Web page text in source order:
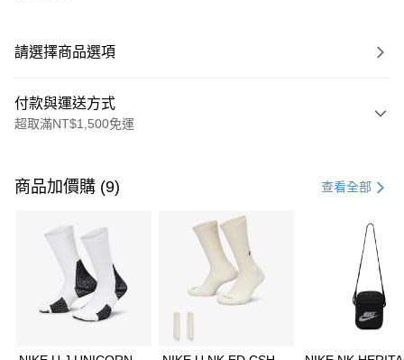
請選擇商品選項
付款與運送方式
超取滿NT$1,500免運
信用卡一次付款
3 期 0 利率 每期 21家銀行
合作金庫商業銀行
第一商業銀行
華南商業銀行
彰化商業銀行
上海商業儲蓄銀行
Apple Pay
商品加價購 (9) 查看全部